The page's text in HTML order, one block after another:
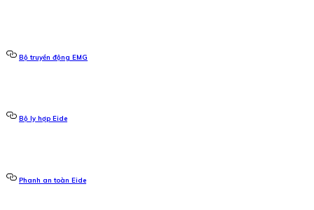
Bộ truyền động EMG
Bộ ly hợp Eide
Phanh an toàn Eide